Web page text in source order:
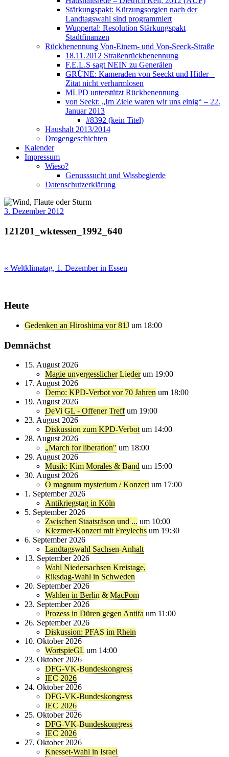
Stärkungspakt: Kürzungsorgien nach der
Landtagswahl sind programmiert
Wuppertal: Resolution Stärkungspakt
Stadtfinanzen
Rückbenennung Von-Einem- und Von-Seeck-Straße
18.11.2012 Straßenrückbenennung
F.E.L.S sagt NEIN zu Generälen
GRÜNE: Kameraden von Seeckt und Hitler –
Zitat nicht verharmlosen
MLPD unterstützt Rückbenennung
von Seekt: „Im Ziele waren wir uns einig“ – 22.
Januar 2013
#8392 (kein Titel)
Haushalt 2013/2014
Drogengeschichten
Kalender
Impressum
Wieso?
Genusssucht und Wissbegierde
Datenschutzerklärung
3. Dezember 2012
121201_wktessen_1992_640
Beitragsnavigation
« Weltklimatag, 1. Dezember in Essen
Heute
Gedenken an Hiroshima vor 81J um 18:00
Demnächst
15. August 2026
Magie unvergesslicher Lieder um 19:00
17. August 2026
Demo: KPD-Verbot vor 70 Jahren um 18:00
19. August 2026
DeVi GL - Offener Treff um 19:00
23. August 2026
Diskussion zum KPD-Verbot um 14:00
28. August 2026
„March for liberation" um 18:00
29. August 2026
Musik: Kim Morales & Band um 15:00
30. August 2026
O magnum mysterium / Konzert um 17:00
1. September 2026
Antikriegstag in Köln
5. September 2026
Zwischen Staatsräson und ... um 10:00
Klezmer-Konzert mit Freylechs um 19:30
6. September 2026
Landtagswahl Sachsen-Anhalt
13. September 2026
Wahl Niedersachsen Kreistage,
Riksdag-Wahl in Schweden
20. September 2026
Wahlen in Berlin & MacPom
23. September 2026
Prozess in Düren gegen Antifa um 11:00
26. September 2026
Diskussion: PFAS im Rhein
10. Oktober 2026
WortspieGL um 14:00
23. Oktober 2026
DFG-VK-Bundeskongress
IEC 2026
24. Oktober 2026
DFG-VK-Bundeskongress
IEC 2026
25. Oktober 2026
DFG-VK-Bundeskongress
IEC 2026
27. Oktober 2026
Knesset-Wahl in Israel